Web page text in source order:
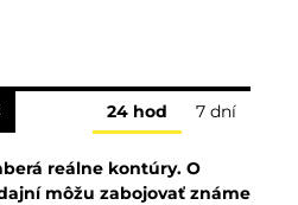
24 hod 7 dní
reálne kontúry. O
môžu zabojovať známe